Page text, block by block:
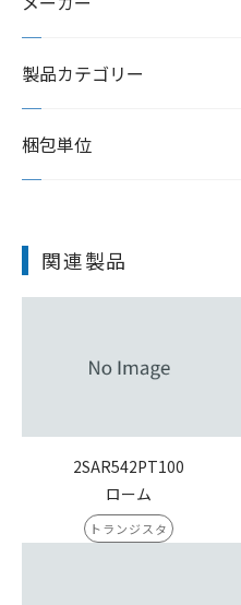
製品カテゴリー
梱包単位
関連製品
2SAR542PT100
ローム
トランジスタ